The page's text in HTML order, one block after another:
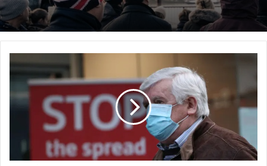
من
كورونا
الجديدة
منذ